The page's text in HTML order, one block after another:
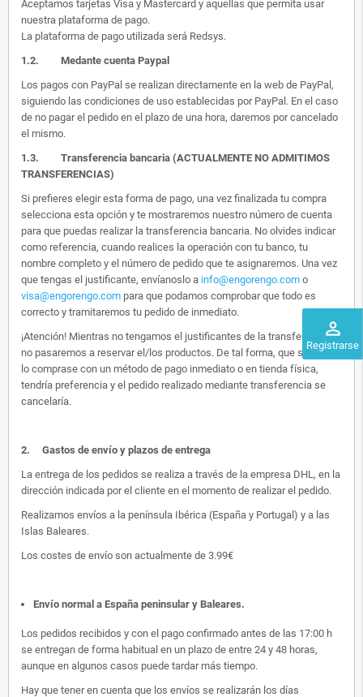
perm_identity
Registrarse
Aceptamos tarjetas Visa y Mastercard y aquellas que permita usar
nuestra plataforma de pago.
La plataforma de pago utilizada será Redsys.
1.2. Medante cuenta Paypal
Los pagos con PayPal se realizan directamente en la web de PayPal,
siguiendo las condiciones de uso establecidas por PayPal. En el caso
de no pagar el pedido en el plazo de una hora, daremos por cancelado
el mismo.
1.3. Transferencia bancaria (ACTUALMENTE NO ADMITIMOS
TRANSFERENCIAS)
Si prefieres elegir esta forma de pago, una vez finalizada tu compra
selecciona esta opción y te mostraremos nuestro número de cuenta
para que puedas realizar la transferencia bancaria. No olvides indicar
como referencia, cuando realices la operación con tu banco, tu
nombre completo y el número de pedido que te asignaremos. Una vez
que tengas el justificante, envíanoslo a info@engorengo.com o
visa@engorengo.com para que podamos comprobar que todo es
correcto y tramitaremos tu pedido de inmediato.
¡Atención! Mientras no tengamos el justificantes de la transferencia,
no pasaremos a reservar el/los productos. De tal forma, que si alguien
lo comprase con un método de pago inmediato o en tienda física,
tendría preferencia y el pedido realizado mediante transferencia se
cancelaría.
2. Gastos de envío y plazos de entrega
La entrega de los pedidos se realiza a través de la empresa DHL, en la
dirección indicada por el cliente en el momento de realizar el pedido.
Realizamos envíos a la península Ibérica (España y Portugal) y a las
Islas Baleares.
Los costes de envío son actualmente de 3.99€
Envío normal a España peninsular y Baleares.
Los pedidos recibidos y con el pago confirmado antes de las 17:00 h
se entregan de forma habitual en un plazo de entre 24 y 48 horas,
aunque en algunos casos puede tardar más tiempo.
Hay que tener en cuenta que los envíos se realizarán los días